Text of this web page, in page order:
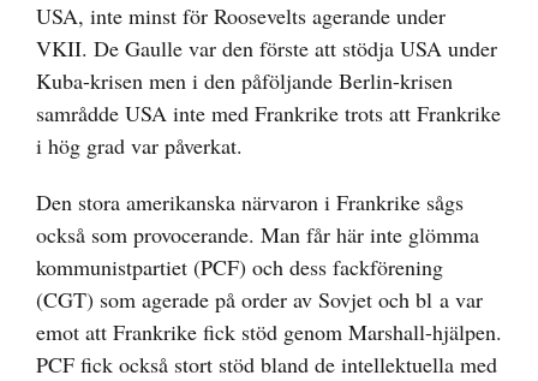
USA, inte minst för Roosevelts agerande under
VKII. De Gaulle var den förste att stödja USA under
Kuba-krisen men i den påföljande Berlin-krisen
samrådde USA inte med Frankrike trots att Frankrike
i hög grad var påverkat.
Den stora amerikanska närvaron i Frankrike sågs
också som provocerande. Man får här inte glömma
kommunistpartiet (PCF) och dess fackförening
(CGT) som agerade på order av Sovjet och bl a var
emot att Frankrike fick stöd genom Marshall-hjälpen.
PCF fick också stort stöd bland de intellektuella med